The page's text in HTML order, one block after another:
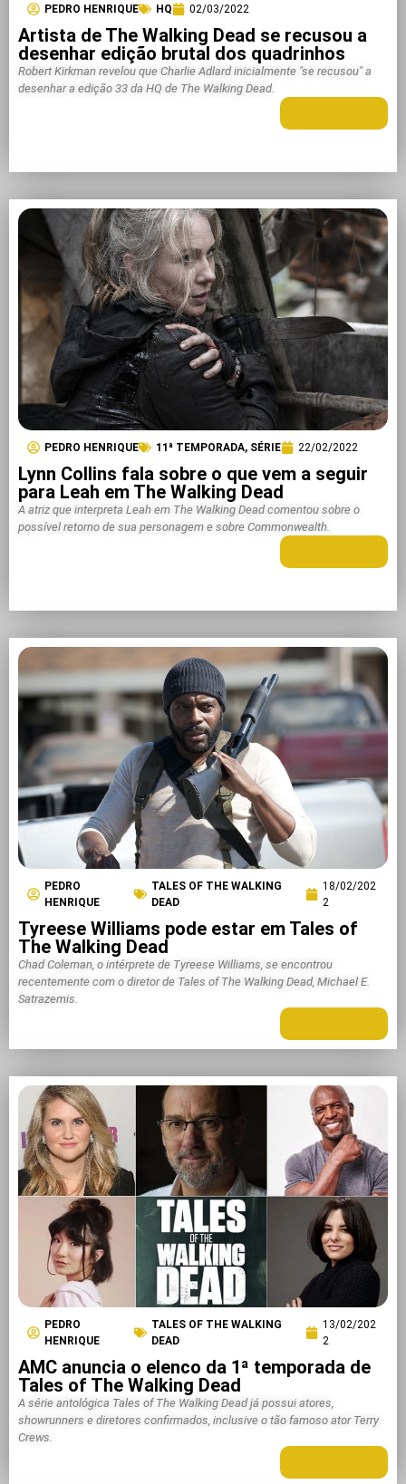
PEDRO HENRIQUE HQ 02/03/2022
Artista de The Walking Dead se recusou a
desenhar edição brutal dos quadrinhos
Robert Kirkman revelou que Charlie Adlard inicialmente "se recusou" a
desenhar a edição 33 da HQ de The Walking Dead.
PEDRO HENRIQUE 11ª TEMPORADA, SÉRIE 22/02/2022
Lynn Collins fala sobre o que vem a seguir
para Leah em The Walking Dead
A atriz que interpreta Leah em The Walking Dead comentou sobre o
possível retorno de sua personagem e sobre Commonwealth.
PEDRO
HENRIQUE
TALES OF THE WALKING
DEAD
18/02/202
2
Tyreese Williams pode estar em Tales of
The Walking Dead
Chad Coleman, o intérprete de Tyreese Williams, se encontrou
recentemente com o diretor de Tales of The Walking Dead, Michael E.
Satrazemis.
PEDRO
HENRIQUE
TALES OF THE WALKING
DEAD
13/02/202
2
AMC anuncia o elenco da 1ª temporada de
Tales of The Walking Dead
A série antológica Tales of The Walking Dead já possui atores,
showrunners e diretores confirmados, inclusive o tão famoso ator Terry
Crews.